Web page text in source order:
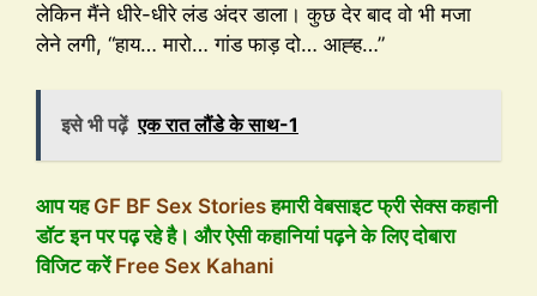
लेकिन मैंने धीरे-धीरे लंड अंदर डाला। कुछ देर बाद वो भी मजा
लेने लगी, “हाय… मारो… गांड फाड़ दो… आह्ह…”
इसे भी पढ़ें एक रात लौंडे के साथ-1
आप यहGF BF Sex Storiesहमारी वेबसाइट फ्री सेक्स कहानी
डॉट इन पर पढ़ रहे है। और ऐसी कहानियां पढ़ने के लिए दोबारा
विजिट करेंFree Sex Kahani